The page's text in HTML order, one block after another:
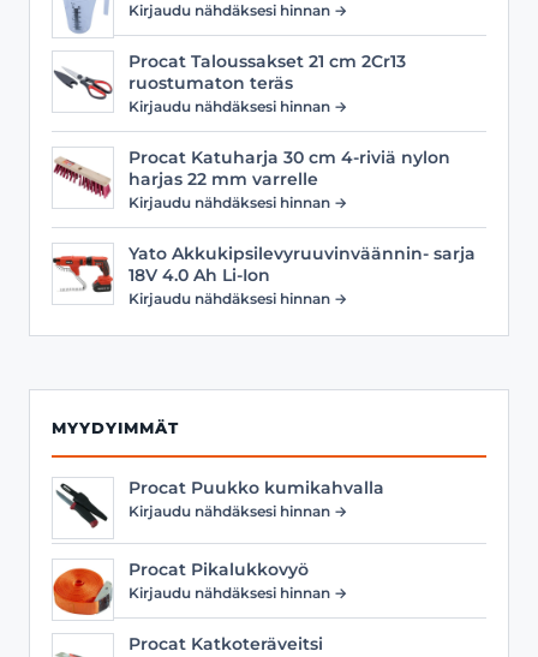
Kirjaudu nähdäksesi hinnan →
Procat Taloussakset 21 cm 2Cr13
ruostumaton teräs
Kirjaudu nähdäksesi hinnan →
Procat Katuharja 30 cm 4-riviä nylon
harjas 22 mm varrelle
Kirjaudu nähdäksesi hinnan →
Yato Akkukipsilevyruuvinväännin- sarja
18V 4.0 Ah Li-Ion
Kirjaudu nähdäksesi hinnan →
MYYDYIMMÄT
Procat Puukko kumikahvalla
Kirjaudu nähdäksesi hinnan →
Procat Pikalukkovyö
Kirjaudu nähdäksesi hinnan →
Procat Katkoteräveitsi